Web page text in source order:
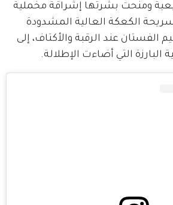
ومنحت بشرتها إشراقة مخملية
الكعكة العالية المشدودة
الفستان عند الرقبة والأكتاف، إلى
البارزة التي أضاءت الإطلالة.